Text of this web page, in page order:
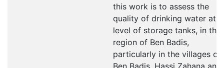
this work is to assess the
quality of drinking water at
level of storage tanks, in the
region of Ben Badis,
particularly in the villages of
Ben Badis, Hassi Zahana and